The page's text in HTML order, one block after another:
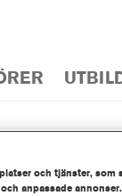
och tjänster, som
anpassade